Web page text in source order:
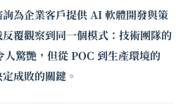
為企業客戶提供 AI 軟體開發與策
覆觀察到同一個模式：技術團隊的
驚艷，但從 POC 到生產環境的
成敗的關鍵。